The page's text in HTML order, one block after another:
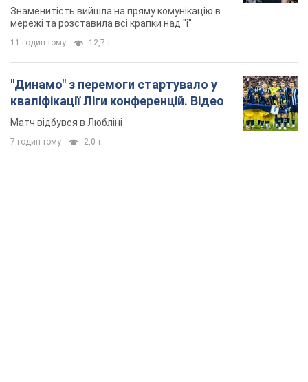
Знаменитість вийшла на пряму комунікацію в
мережі та розставила всі крапки над "і"
11 годин тому 12,7 т.
"Динамо" з перемоги стартувало у
кваліфікації Ліги конференцій. Відео
Матч відбувся в Любліні
7 годин тому 2,0 т.